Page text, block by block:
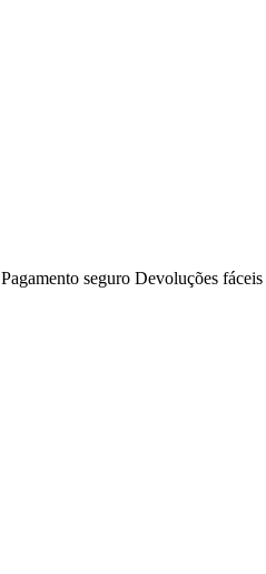
Pagamento seguro Devoluções fáceis